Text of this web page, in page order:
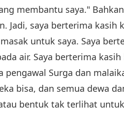
membantu saya."
Jadi, saya berterima kasih
untuk saya. Saya
air. Saya berterima
pengawal Surga dan
bisa, dan semua dewa
bentuk tak terlihat